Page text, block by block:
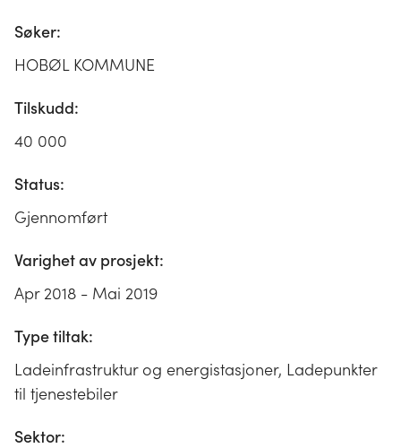
Søker:
HOBØL KOMMUNE
Tilskudd:
40 000
Status:
Gjennomført
Varighet av prosjekt:
Apr 2018 - Mai 2019
Type tiltak:
Ladeinfrastruktur og energistasjoner, Ladepunkter
til tjenestebiler
Sektor: